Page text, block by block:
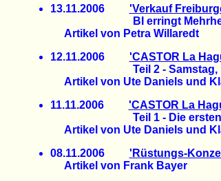
13.11.2006 'Verkauf
BI erringt Mehrheit bei
Artikel von Petra Willaredt
12.11.2006 'CASTOR La
Teil 2 - Samstag, 11.
Artikel von Ute Daniels und
11.11.2006 'CASTOR La
Teil 1 - Die ersten
Artikel von Ute Daniels und
08.11.2006 'Rüstungs-
Artikel von Frank Bayer